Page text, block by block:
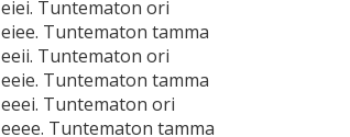
eiei. Tuntematon ori
eiee. Tuntematon tamma
eeii. Tuntematon ori
eeie. Tuntematon tamma
eeei. Tuntematon ori
eeee. Tuntematon tamma